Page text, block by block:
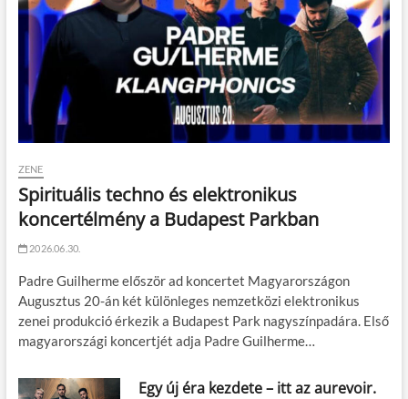
ZENE
Spirituális techno és elektronikus
koncertélmény a Budapest Parkban
2026.06.30.
Padre Guilherme először ad koncertet Magyarországon
Augusztus 20-án két különleges nemzetközi elektronikus
zenei produkció érkezik a Budapest Park nagyszínpadára. Első
magyarországi koncertjét adja Padre Guilherme…
Egy új éra kezdete – itt az aurevoir.